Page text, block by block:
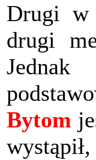
Drugi
drugi
Bytom